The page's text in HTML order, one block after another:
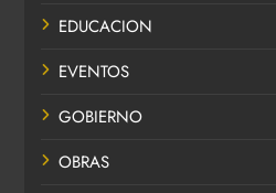
EDUCACION
EVENTOS
GOBIERNO
OBRAS